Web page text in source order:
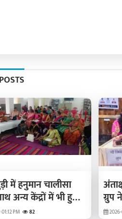
में हनुमान चालीसा
अन्य केंद्रों में भी हुआ
PM 82
ग्रुप
2026-